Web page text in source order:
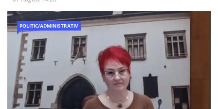
POLITIC/ADMINISTRATIV